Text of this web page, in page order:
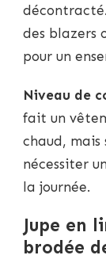
des blazers
pour un
Niveau de
fait un
chaud, mais
nécessiter
la journée.
Jupe en
brodée